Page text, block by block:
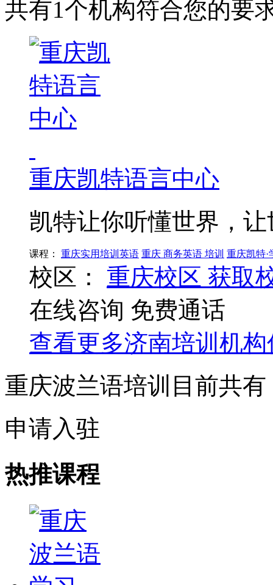
共有1个机构符合您的要
重庆凯特语言中心
凯特让你听懂世界，
课程： 重庆实用培训英语 重庆 商务英语 培训 重庆凯特·
校区： 重庆校区 获取
在线咨询 免费通话
查看更多济南培训机构
重庆波兰语培训目前共有
申请入驻
热推课程